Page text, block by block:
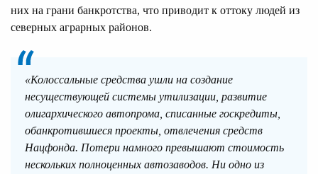
них на грани банкротства, что приводит к оттоку людей из
северных аграрных районов.
«Колоссальные средства ушли на создание
несуществующей системы утилизации, развитие
олигархического автопрома, списанные госкредиты,
обанкротившиеся проекты, отвлечения средств
Нацфонда. Потери намного превышают стоимость
нескольких полноценных автозаводов. Ни одно из